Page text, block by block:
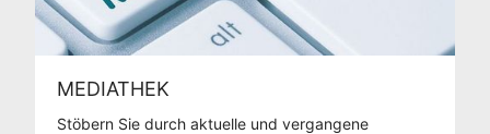
MEDIATHEK
Stöbern Sie durch aktuelle und vergangene